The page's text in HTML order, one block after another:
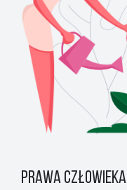
PRAWA CZŁOWIEKA